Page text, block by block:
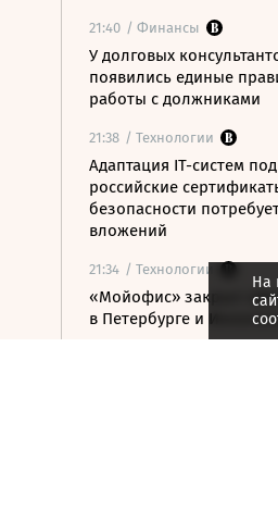
21:40 / Финансы
У долговых
появились единые
работы с должниками
21:38 / Технологии
Адаптация IT-систем под
российские
безопасности
вложений
21:34 / Технологии
«Мойофис» закрыл
в Петербурге и
На